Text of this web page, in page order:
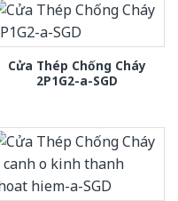
Cửa Thép Chống Cháy
2P1G2-a-SGD